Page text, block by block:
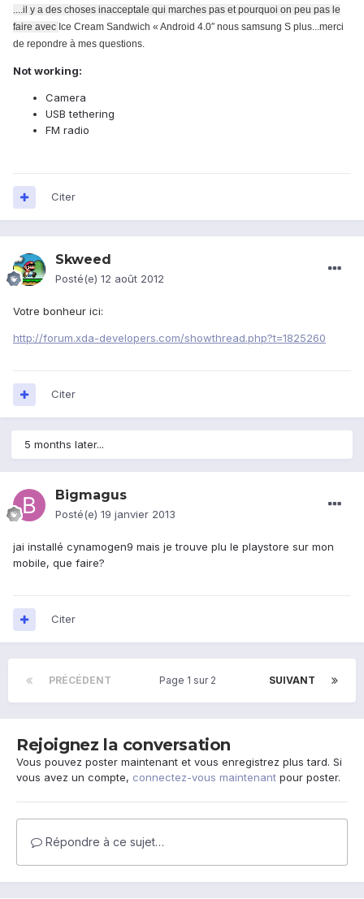
....il y a des choses inacceptale qui marches pas et pourquoi on peu pas le
faire avec Ice Cream Sandwich « Android 4.0″ nous samsung S plus...merci
de repondre à mes questions.
Not working:
Camera
USB tethering
FM radio
Citer
Skweed
Posté(e) 12 août 2012
Votre bonheur ici:
http://forum.xda-developers.com/showthread.php?t=1825260
Citer
5 months later...
Bigmagus
Posté(e) 19 janvier 2013
jai installé cynamogen9 mais je trouve plu le playstore sur mon
mobile, que faire?
Citer
PRÉCÉDENT SUIVANT
Page 1 sur 2
Rejoignez la conversation
Vous pouvez poster maintenant et vous enregistrez plus tard. Si
vous avez un compte, connectez-vous maintenant pour poster.
Répondre à ce sujet…